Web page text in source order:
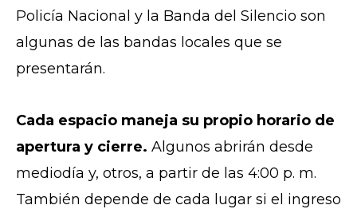
Policía Nacional y la Banda del Silencio son
algunas de las bandas locales que se
presentarán.
Cada espacio maneja su propio horario de
apertura y cierre. Algunos abrirán desde
mediodía y, otros, a partir de las 4:00 p. m.
También depende de cada lugar si el ingreso